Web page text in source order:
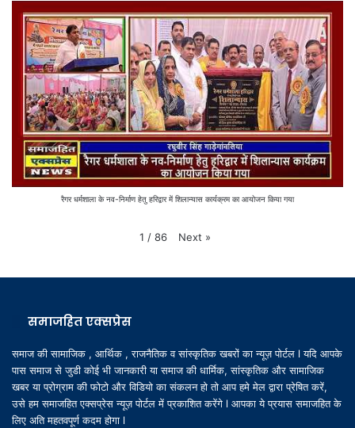
रैगर धर्मशाला के नव-निर्माण हेतु हरिद्वार में शिलान्यास कार्यक्रम का आयोजन किया गया
1 / 86 Next »
समाजहित एक्सप्रेस
समाज की सामाजिक , आर्थिक , राजनैतिक व सांस्कृतिक खबरों का न्यूज़ पोर्टल l यदि आपके
पास समाज से जुडी कोई भी जानकारी या समाज की धार्मिक, सांस्कृतिक और सामाजिक
खबर या प्रोग्राम की फोटो और विडियो का संकलन हो तो आप हमे मेल द्वारा प्रेषित करें,
उसे हम समाजहित एक्सप्रेस न्यूज़ पोर्टल में प्रकाशित करेंगे l आपका ये प्रयास समाजहित के
लिए अति महतवपूर्ण कदम होगा l